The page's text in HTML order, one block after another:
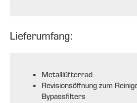
Lieferumfang:
Metalllüfterrad
Revisionsöffnung zum
Bypassfilters